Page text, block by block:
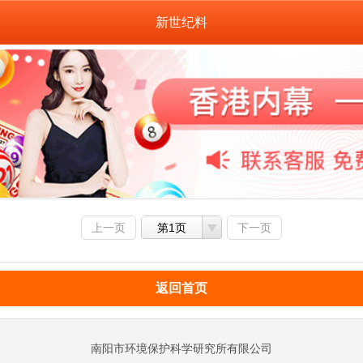
新世纪料
上一页 第1页 下一页
返回首页
南阳市环境保护科学研究所有限公司